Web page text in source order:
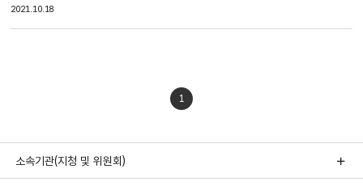
작성일
2021.10.18
1
소속기관(지청 및 위원회)